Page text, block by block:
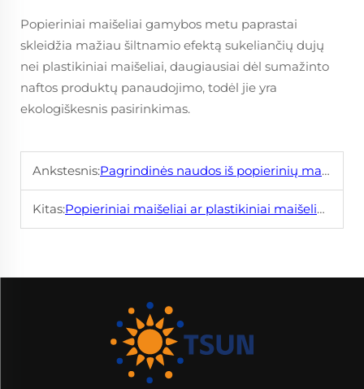
Popieriniai maišeliai gamybos metu paprastai
skleidžia mažiau šiltnamio efektą sukeliančių dujų
nei plastikiniai maišeliai, daugiausiai dėl sumažinto
naftos produktų panaudojimo, todėl jie yra
ekologiškesnis pasirinkimas.
Ankstesnis:Pagrindinės naudos iš popierinių maišelių Jūsų verslui
Kitas:Popieriniai maišeliai ar plastikiniai maišeliai: kurie geriau?